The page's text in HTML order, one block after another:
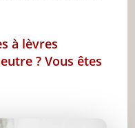
à lèvres
? Vous êtes